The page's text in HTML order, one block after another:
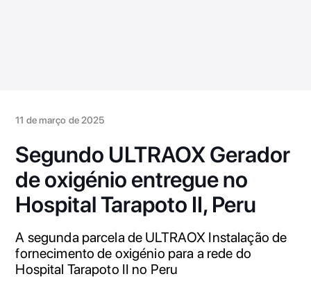
11 de março de 2025
Segundo ULTRAOX Gerador
de oxigénio entregue no
Hospital Tarapoto II, Peru
A segunda parcela de ULTRAOX Instalação de
fornecimento de oxigénio para a rede do
Hospital Tarapoto II no Peru